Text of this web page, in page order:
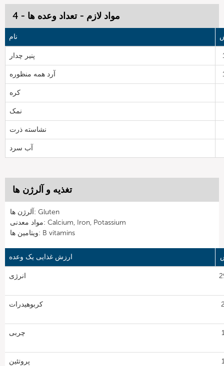
مواد لازم - تعداد وعده ها - 4
نام
پنیر چدار
آرد همه منظوره
کره
نمک
نشاسته ذرت
آب سرد
تغذیه و آلرژن ها
آلرژن ها: Gluten
مواد معدنی: Calcium, Iron, Potassium
ویتامین ها: B vitamins
ارزش غذایی یک وعده
انرژی
کربوهیدرات
چربی
پروتئین